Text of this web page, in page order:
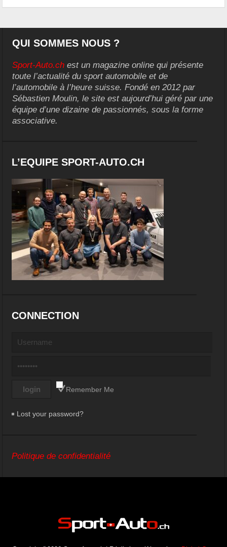
QUI SOMMES NOUS ?
Sport-Auto.ch est un magazine online qui présente
toute l’actualité du sport automobile et de
l’automobile à l’heure suisse. Fondé en 2012 par
Sébastien Moulin, le site est aujourd’hui géré par une
équipe d’une dizaine de passionnés, sous la forme
associative.
L’EQUIPE SPORT-AUTO.CH
CONNECTION
Remember Me
Lost your password?
Politique de confidentialité